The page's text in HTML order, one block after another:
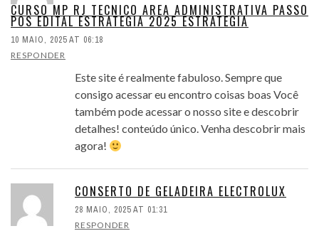
CURSO MP RJ TECNICO AREA ADMINISTRATIVA PASSO
POS EDITAL ESTRATEGIA 2025 ESTRATEGIA
10 MAIO, 2025 AT 06:18
RESPONDER
Este site é realmente fabuloso. Sempre que
consigo acessar eu encontro coisas boas Você
também pode acessar o nosso site e descobrir
detalhes! conteúdo único. Venha descobrir mais
agora!
CONSERTO DE GELADEIRA ELECTROLUX
28 MAIO, 2025 AT 01:31
RESPONDER